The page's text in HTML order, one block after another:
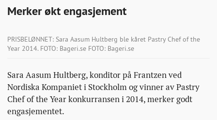
Merker økt engasjement
PRISBELØNNET: Sara Aasum Hultberg ble kåret Pastry Chef of the
Year 2014. FOTO: Bageri.se FOTO: Bageri.se
Sara Aasum Hultberg, konditor på Frantzen ved
Nordiska Kompaniet i Stockholm og vinner av Pastry
Chef of the Year konkurransen i 2014, merker godt
engasjementet.